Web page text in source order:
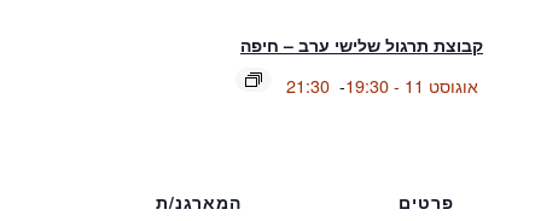
קבוצת תרגול שלישי ערב – חיפה
אוגוסט 11 - 19:30 -
21:30
פרטים
המארגנ/ת